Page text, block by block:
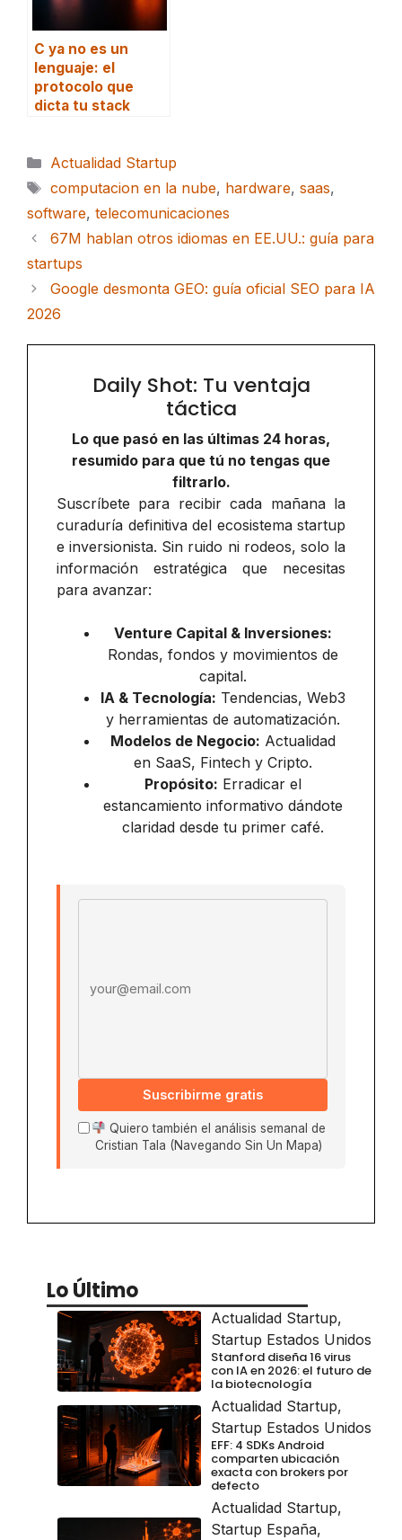
C ya no es un
lenguaje: el
protocolo que
dicta tu stack
Categorías
Actualidad Startup
Etiquetas
computacion en la nube, hardware, saas,
software, telecomunicaciones
67M hablan otros idiomas en EE.UU.: guía para
startups
Google desmonta GEO: guía oficial SEO para IA
2026
Daily Shot: Tu ventaja
táctica
Lo que pasó en las últimas 24 horas,
resumido para que tú no tengas que
filtrarlo.
Suscríbete para recibir cada mañana la
curaduría definitiva del ecosistema startup
e inversionista. Sin ruido ni rodeos, solo la
información estratégica que necesitas
para avanzar:
Venture Capital & Inversiones:
Rondas, fondos y movimientos de
capital.
IA & Tecnología: Tendencias, Web3
y herramientas de automatización.
Modelos de Negocio: Actualidad
en SaaS, Fintech y Cripto.
Propósito: Erradicar el
estancamiento informativo dándote
claridad desde tu primer café.
Suscribirme gratis
Quiero también el análisis semanal de
Cristian Tala (Navegando Sin Un Mapa)
Lo Último
Actualidad Startup,
Startup Estados Unidos
Stanford diseña 16 virus
con IA en 2026: el futuro de
la biotecnología
Actualidad Startup,
Startup Estados Unidos
EFF: 4 SDKs Android
comparten ubicación
exacta con brokers por
defecto
Actualidad Startup,
Startup España,